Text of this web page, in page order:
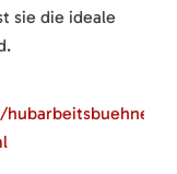
sie die ideale